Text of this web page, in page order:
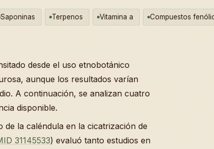
Saponinas Terpenos Vitamina a Compuestos
desde el uso etnobotánico
aunque los resultados varían
A continuación, se analizan cuatro
disponible.
de la caléndula en la cicatrización de
31145533) evaluó tanto estudios en